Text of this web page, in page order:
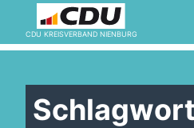
CDU KREISVERBAND NIENBURG
Frauen